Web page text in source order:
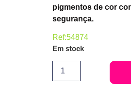
pigmentos de cor
segurança.
Ref:54874
Em stock